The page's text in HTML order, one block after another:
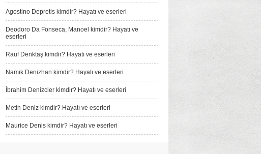
Agostino Depretis kimdir? Hayatı ve eserleri
Deodoro Da Fonseca, Manoel kimdir? Hayatı ve
eserleri
Rauf Denktaş kimdir? Hayatı ve eserleri
Namık Denizhan kimdir? Hayatı ve eserleri
İbrahim Denizcier kimdir? Hayatı ve eserleri
Metin Deniz kimdir? Hayatı ve eserleri
Maurice Denis kimdir? Hayatı ve eserleri